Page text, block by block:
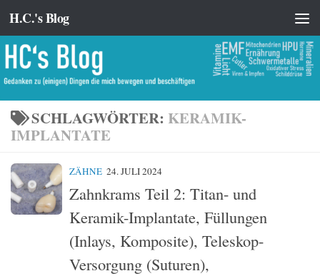
Zum Inhalt springen
H.C.'s Blog
SCHLAGWÖRTER: KERAMIK-
IMPLANTATE
ZÄHNE 24. JULI 2024
Zahnkrams Teil 2: Titan- und
Keramik-Implantate, Füllungen
(Inlays, Komposite), Teleskop-
Versorgung (Suturen),